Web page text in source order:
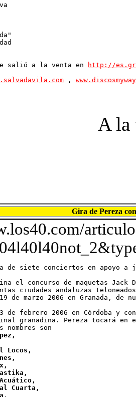
salió a la venta en
http://
,
A la
Gira de Pereza
de siete conciertos en apoyo a
el concurso de maquetas
ciudades andaluzas
marzo 2006 en Granada, de
de febrero 2006 en Córdoba y
granadina. Pereza tocará en
son